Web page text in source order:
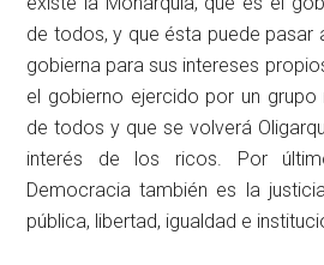
de todos, y que ésta puede pasar
gobierna para sus intereses
el gobierno ejercido por un
de todos y que se volverá
interés de los ricos. Por
Democracia también es la
pública, libertad, igualdad e